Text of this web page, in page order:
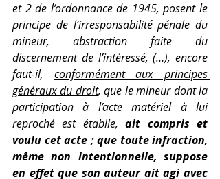
et 2 de l’ordonnance de 1945, posent le
principe de l’irresponsabilité pénale du
mineur, abstraction faite du
discernement de l’intéressé, (…), encore
faut-il, conformément aux principes
généraux du droit, que le mineur dont la
participation à l’acte matériel à lui
reproché est établie, ait compris et
voulu cet acte ; que toute infraction,
même non intentionnelle, suppose
en effet que son auteur ait agi avec